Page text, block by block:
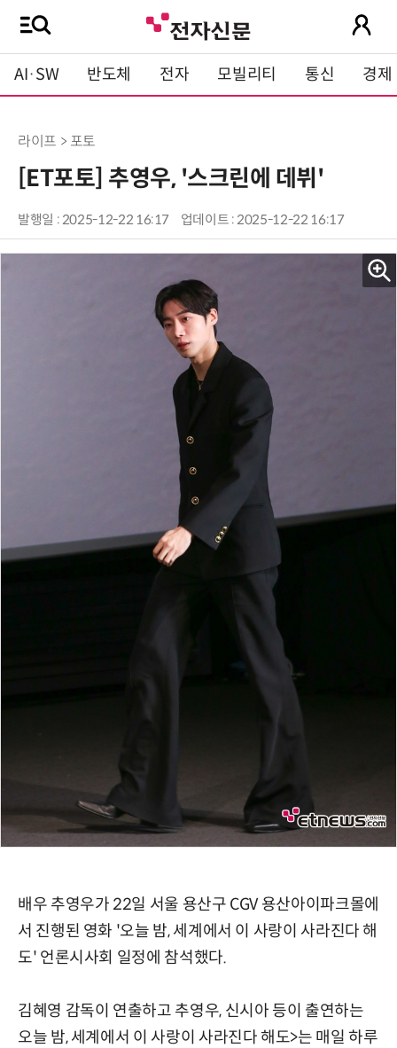
AI·SW 반도체 전자 모빌리티 통신 경제
라이프 > 포토
[ET포토] 추영우, '스크린에 데뷔'
발행일 : 2025-12-22 16:17 업데이트 : 2025-12-22 16:17
배우 추영우가 22일 서울 용산구 CGV 용산아이파크몰에
서 진행된 영화 '오늘 밤, 세계에서 이 사랑이 사라진다 해
도' 언론시사회 일정에 참석했다.
김혜영 감독이 연출하고 추영우, 신시아 등이 출연하는
오늘 밤, 세계에서 이 사랑이 사라진다 해도>는 매일 하루